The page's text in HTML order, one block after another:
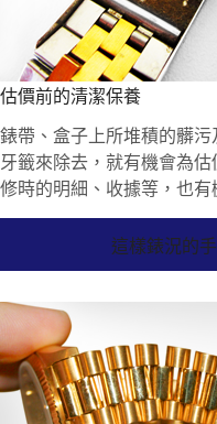
估價前的清潔保養
錶帶、盒子上所堆積的髒
牙籤來除去，就有機會為
修時的明細、收據等，也有
這樣錶況的